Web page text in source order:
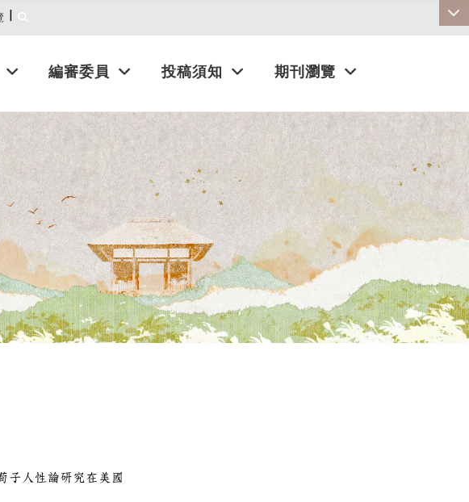
編審委員 投稿須知 期刊瀏覽
|